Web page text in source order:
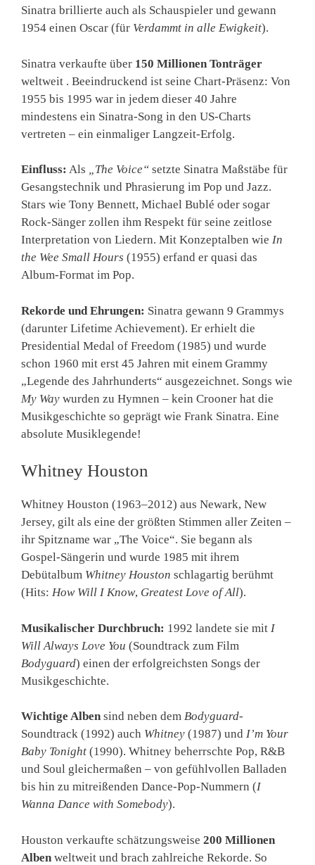
Sinatra brillierte auch als Schauspieler und gewann
1954 einen Oscar (für Verdammt in alle Ewigkeit).
Sinatra verkaufte über 150 Millionen Tonträger
weltweit . Beeindruckend ist seine Chart-Präsenz: Von
1955 bis 1995 war in jedem dieser 40 Jahre
mindestens ein Sinatra-Song in den US-Charts
vertreten – ein einmaliger Langzeit-Erfolg.
Einfluss: Als „The Voice“ setzte Sinatra Maßstäbe für
Gesangstechnik und Phrasierung im Pop und Jazz.
Stars wie Tony Bennett, Michael Bublé oder sogar
Rock-Sänger zollen ihm Respekt für seine zeitlose
Interpretation von Liedern. Mit Konzeptalben wie In
the Wee Small Hours (1955) erfand er quasi das
Album-Format im Pop.
Rekorde und Ehrungen: Sinatra gewann 9 Grammys
(darunter Lifetime Achievement). Er erhielt die
Presidential Medal of Freedom (1985) und wurde
schon 1960 mit erst 45 Jahren mit einem Grammy
„Legende des Jahrhunderts“ ausgezeichnet. Songs wie
My Way wurden zu Hymnen – kein Crooner hat die
Musikgeschichte so geprägt wie Frank Sinatra. Eine
absolute Musiklegende!
Whitney Houston
Whitney Houston (1963–2012) aus Newark, New
Jersey, gilt als eine der größten Stimmen aller Zeiten –
ihr Spitzname war „The Voice“. Sie begann als
Gospel-Sängerin und wurde 1985 mit ihrem
Debütalbum Whitney Houston schlagartig berühmt
(Hits: How Will I Know, Greatest Love of All).
Musikalischer Durchbruch: 1992 landete sie mit I
Will Always Love You (Soundtrack zum Film
Bodyguard) einen der erfolgreichsten Songs der
Musikgeschichte.
Wichtige Alben sind neben dem Bodyguard-
Soundtrack (1992) auch Whitney (1987) und I’m Your
Baby Tonight (1990). Whitney beherrschte Pop, R&B
und Soul gleichermaßen – von gefühlvollen Balladen
bis hin zu mitreißenden Dance-Pop-Nummern (I
Wanna Dance with Somebody).
Houston verkaufte schätzungsweise 200 Millionen
Alben weltweit und brach zahlreiche Rekorde. So